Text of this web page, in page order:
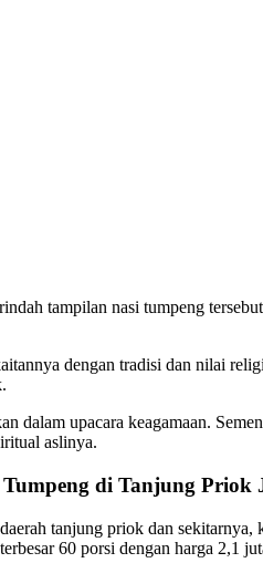
tampilan nasi tumpeng
dengan tradisi dan nilai
dalam upacara keagamaan.
aslinya.
di Tanjung
tanjung priok dan
60 porsi dengan harga 2,1